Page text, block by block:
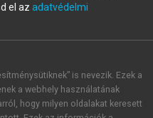
automatikusan
el az adatvédelmi
is nevezik. Ezek a
a webhely használatának
hogy milyen oldalakat keresett